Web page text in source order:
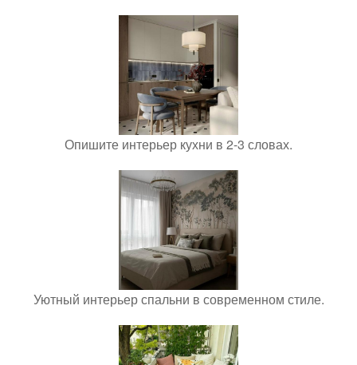
Опишите интерьер кухни в 2-3 словах.
Уютный интерьер спальни в современном стиле.